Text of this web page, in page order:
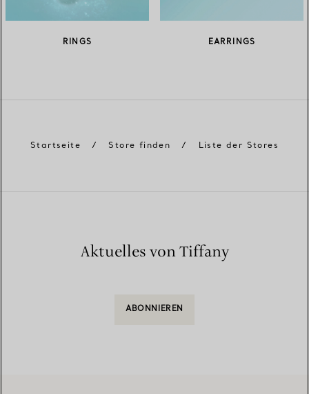
RINGS EARRINGS
Startseite / Store finden / Liste der Stores
Aktuelles von Tiffany
ABONNIEREN